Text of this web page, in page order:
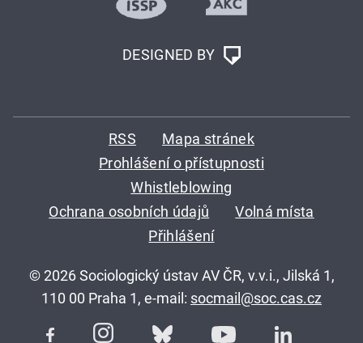
DESIGNED BY
RSS
Mapa stránek
Prohlášení o přístupnosti
Whistleblowing
Ochrana osobních údajů
Volná místa
Přihlášení
© 2026 Sociologický ústav AV ČR, v.v.i., Jilská 1,
110 00 Praha 1, e-mail: socmail@soc.cas.cz